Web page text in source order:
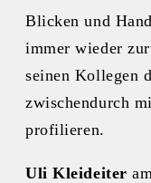
Blicken und
immer wieder
seinen Kollegen
zwischendurch
profilieren.
Uli Kleideiter